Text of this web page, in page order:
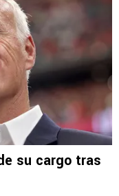
su cargo tras